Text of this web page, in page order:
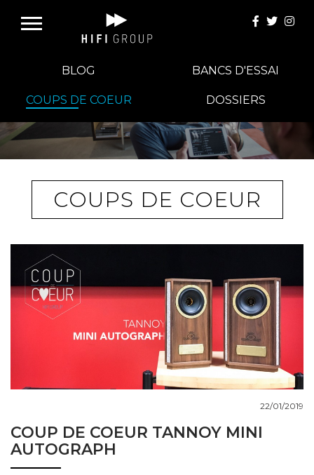
E-BOUTIQUE
HIFI GROUP
MAGASINS
BLOG
BANCS D'ESSAI
NOUS CONTACTER
BLOG BANCS D'ESSAI
COUPS DE COEUR DOSSIERS
COUPS DE COEUR
COUP DE COEUR TANNOY MINI
AUTOGRAPH
22/01/2019